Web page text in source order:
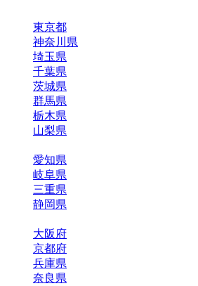
東京都
神奈川県
埼玉県
千葉県
茨城県
群馬県
栃木県
山梨県
愛知県
岐阜県
三重県
静岡県
大阪府
京都府
兵庫県
奈良県